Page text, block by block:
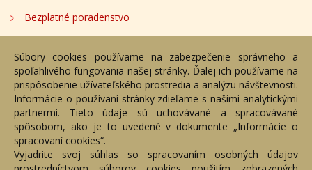
Bezplatné poradenstvo
Adresa
Nižný Hrušov 333, 094 22,
Slovenská republika
+421 905 356 921
+421 905 959 101
eantik@eantik.sk
Súbory cookies používame na zabezpečenie správneho a
spoľahlivého fungovania našej stránky. Ďalej ich používame na
prispôsobenie užívateľského prostredia a analýzu návštevnosti.
Informácie o používaní stránky zdieľame s našimi analytickými
partnermi. Tieto údaje sú uchovávané a spracovávané
spôsobom, ako je to uvedené v dokumente „Informácie o
spracovaní cookies“.
Vyjadrite svoj súhlas so spracovaním osobných údajov